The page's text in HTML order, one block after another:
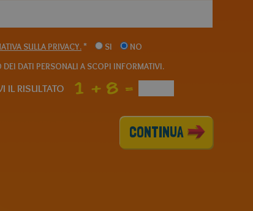
SULLA PRIVACY.* SI
NO
DATI PERSONALI A SCOPI INFORMATIVI.
IL RISULTATO